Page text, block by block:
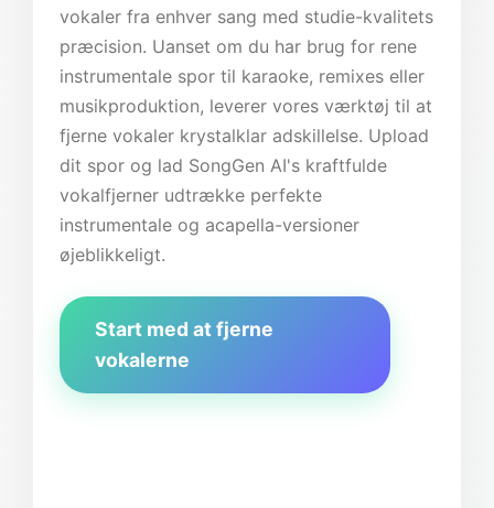
vokaler fra enhver sang med studie-kvalitets
præcision. Uanset om du har brug for rene
instrumentale spor til karaoke, remixes eller
musikproduktion, leverer vores værktøj til at
fjerne vokaler krystalklar adskillelse. Upload
dit spor og lad SongGen AI's kraftfulde
vokalfjerner udtrække perfekte
instrumentale og acapella-versioner
øjeblikkeligt.
Start med at fjerne
vokalerne